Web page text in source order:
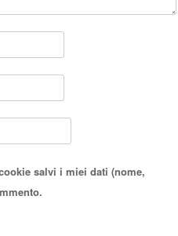
salvi i miei dati (nome,